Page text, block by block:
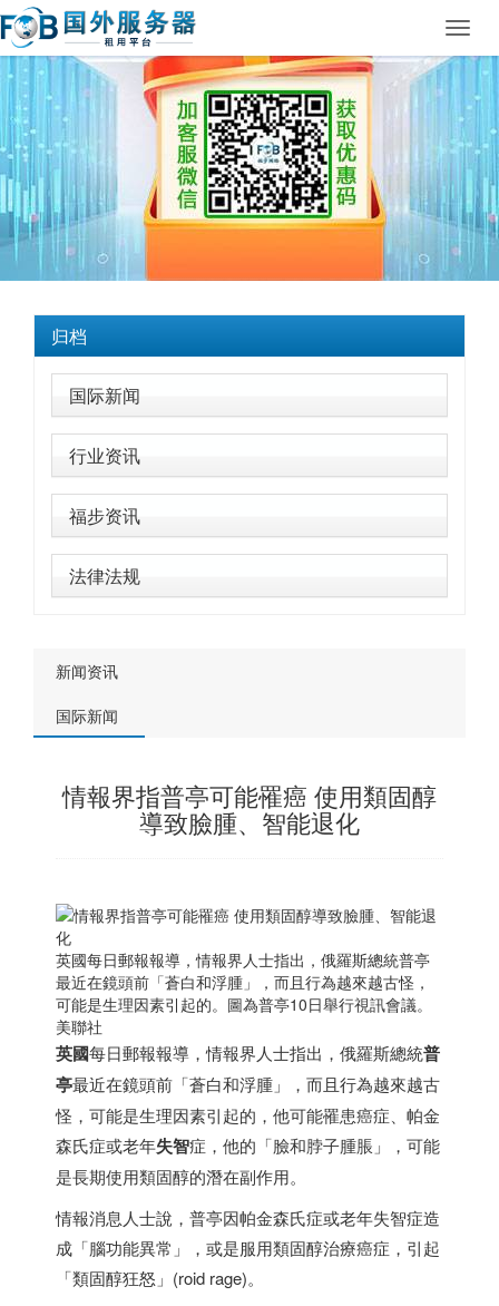
归档
国际新闻
行业资讯
福步资讯
法律法规
新闻资讯
国际新闻
情報界指普亭可能罹癌 使用類固醇
導致臉腫、智能退化
英國每日郵報報導，情報界人士指出，俄羅斯總統普亭
最近在鏡頭前「蒼白和浮腫」，而且行為越來越古怪，
可能是生理因素引起的。圖為普亭10日舉行視訊會議。
美聯社
英國每日郵報報導，情報界人士指出，俄羅斯總統普
亭最近在鏡頭前「蒼白和浮腫」，而且行為越來越古
怪，可能是生理因素引起的，他可能罹患癌症、帕金
森氏症或老年失智症，他的「臉和脖子腫脹」，可能
是長期使用類固醇的潛在副作用。
情報消息人士說，普亭因帕金森氏症或老年失智症造
成「腦功能異常」，或是服用類固醇治療癌症，引起
「類固醇狂怒」(roid rage)。